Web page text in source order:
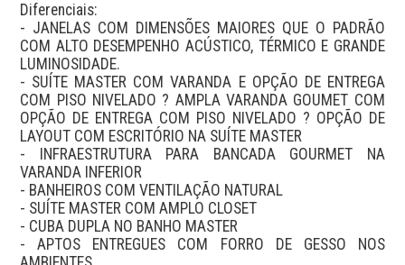
Diferenciais:
- JANELAS COM DIMENSÕES MAIORES QUE O PADRÃO
COM ALTO DESEMPENHO ACÚSTICO, TÉRMICO E GRANDE
LUMINOSIDADE.
- SUÍTE MASTER COM VARANDA E OPÇÃO DE ENTREGA
COM PISO NIVELADO ? AMPLA VARANDA GOUMET COM
OPÇÃO DE ENTREGA COM PISO NIVELADO ? OPÇÃO DE
LAYOUT COM ESCRITÓRIO NA SUÍTE MASTER
- INFRAESTRUTURA PARA BANCADA GOURMET NA
VARANDA INFERIOR
- BANHEIROS COM VENTILAÇÃO NATURAL
- SUÍTE MASTER COM AMPLO CLOSET
- CUBA DUPLA NO BANHO MASTER
- APTOS ENTREGUES COM FORRO DE GESSO NOS